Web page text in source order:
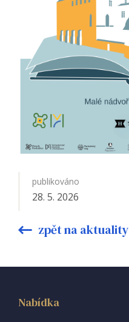
publikováno
28. 5. 2026
zpět na aktuality
Nabídka